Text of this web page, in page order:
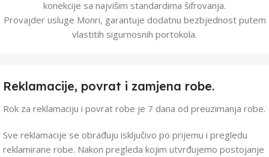
konekcije sa najvišim standardima šifrovanja.
Provajder usluge Monri, garantuje dodatnu bezbjednost putem
vlastitih sigurnosnih portokola.
Reklamacije, povrat i zamjena robe.
Rok za reklamaciju i povrat robe je 7 dana od preuzimanja robe.
Sve reklamacije se obrađuju isključivo po prijemu i pregledu
reklamirane robe. Nakon pregleda kojim utvrđujemo postojanje